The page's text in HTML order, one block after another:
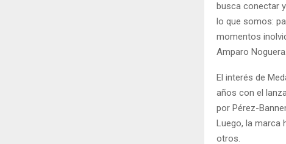
busca conectar
lo que somos:
momentos
Amparo Noguera.
El interés de
años con el
por Pérez-
Luego, la marca
otros.